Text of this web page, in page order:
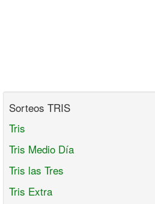
Sorteos TRIS
Tris
Tris Medio Día
Tris las Tres
Tris Extra